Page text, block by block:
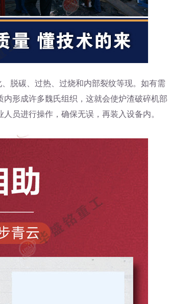
脱碳、过热、过烧和内部裂纹等现。如有需
形成许多魏氏组织，这就会使炉渣破碎机部
员进行操作，确保无误，再装入设备内。